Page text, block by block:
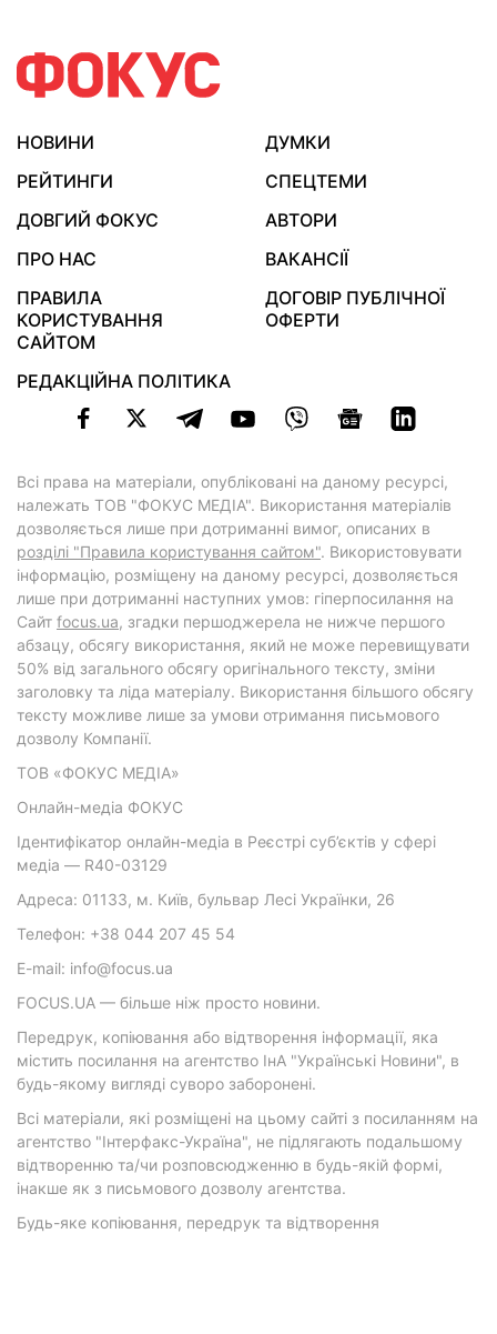
НОВИНИ
ДУМКИ
РЕЙТИНГИ
СПЕЦТЕМИ
ДОВГИЙ ФОКУС
АВТОРИ
ПРО НАС
ВАКАНСІЇ
ПРАВИЛА
КОРИСТУВАННЯ
САЙТОМ
ДОГОВІР ПУБЛІЧНОЇ
ОФЕРТИ
РЕДАКЦІЙНА ПОЛІТИКА
Всі права на матеріали, опубліковані на даному ресурсі,
належать ТОВ "ФОКУС МЕДІА". Використання матеріалів
дозволяється лише при дотриманні вимог, описаних в
розділі "Правила користування сайтом". Використовувати
інформацію, розміщену на даному ресурсі, дозволяється
лише при дотриманні наступних умов: гіперпосилання на
Cайт focus.ua, згадки першоджерела не нижче першого
абзацу, обсягу використання, який не може перевищувати
50% від загального обсягу оригінального тексту, зміни
заголовку та ліда матеріалу. Використання більшого обсягу
тексту можливе лише за умови отримання письмового
дозволу Компанії.
ТОВ «ФОКУС МЕДІА»
Онлайн-медіа ФОКУС
Ідентифікатор онлайн-медіа в Реєстрі суб’єктів у сфері
медіа — R40-03129
Адреса: 01133, м. Київ, бульвар Лесі Українки, 26
Телефон: +38 044 207 45 54
E-mail: info@focus.ua
FOCUS.UA — більше ніж просто новини.
Передрук, копіювання або відтворення інформації, яка
містить посилання на агентство ІнА "Українські Новини", в
будь-якому вигляді суворо заборонені.
Всі матеріали, які розміщені на цьому сайті з посиланням на
агентство "Інтерфакс-Україна", не підлягають подальшому
відтворенню та/чи розповсюдженню в будь-якій формі,
інакше як з письмового дозволу агентства.
Будь-яке копіювання, передрук та відтворення